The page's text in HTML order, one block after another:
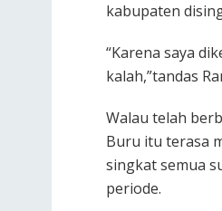
kabupaten
“Karena saya
kalah,”tandas
Walau telah
Buru itu terasa
singkat semua
periode.